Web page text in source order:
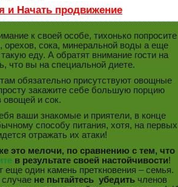
и Начать продвижение
к своей особе, тихонько попросите
орехов, сока, минеральной воды а еще
еду. А обратят внимание гости на
что вы на специальной диете.
обязательно присутствуют овощные
закажите себе большую порцию
овощей и сок.
ваши знакомые и приятели, в конце
способу питания, хотя, на первых
отражать их атаки!
это мелочи, по сравнению с тем, что
в результате своей настойчивости!
еще один камень преткновения – семья.
не пытайтесь убедить членов